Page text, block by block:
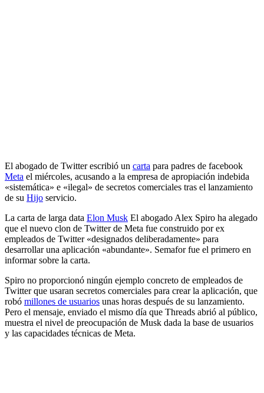
El abogado de Twitter escribió un carta para padres de facebook
Meta el miércoles, acusando a la empresa de apropiación indebida
«sistemática» e «ilegal» de secretos comerciales tras el lanzamiento
de su Hijo servicio.
La carta de larga data Elon Musk El abogado Alex Spiro ha alegado
que el nuevo clon de Twitter de Meta fue construido por ex
empleados de Twitter «designados deliberadamente» para
desarrollar una aplicación «abundante». Semafor fue el primero en
informar sobre la carta.
Spiro no proporcionó ningún ejemplo concreto de empleados de
Twitter que usaran secretos comerciales para crear la aplicación, que
robó millones de usuarios unas horas después de su lanzamiento.
Pero el mensaje, enviado el mismo día que Threads abrió al público,
muestra el nivel de preocupación de Musk dada la base de usuarios
y las capacidades técnicas de Meta.